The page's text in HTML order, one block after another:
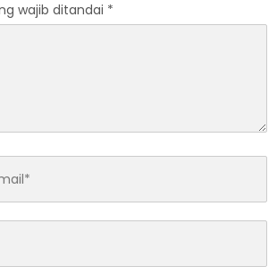
wajib ditandai *